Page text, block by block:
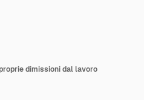
dimissioni dal lavoro